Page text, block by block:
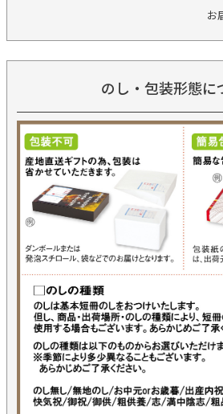
お
のし・包装形態に